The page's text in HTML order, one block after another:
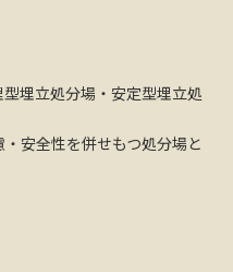
埋立処分場・安定型埋立処
安全性を併せもつ処分場と